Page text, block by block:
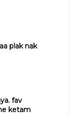
plak nak
fav
ketam